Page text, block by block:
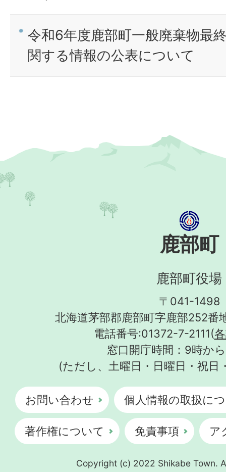
令和6年度鹿部町一般廃棄物最
関する情報の公表について
鹿部町
鹿部町役場
〒041-1498
北海道茅部郡鹿部町字鹿部252番
電話番号:01372-7-2111(
窓口開庁時間：9時か
(ただし、土曜日・日曜日・祝日
お問い合わせ 個人情報の取扱に
著作権について 免責事項 ア
Copyright (c) 2022 Shikabe Town.